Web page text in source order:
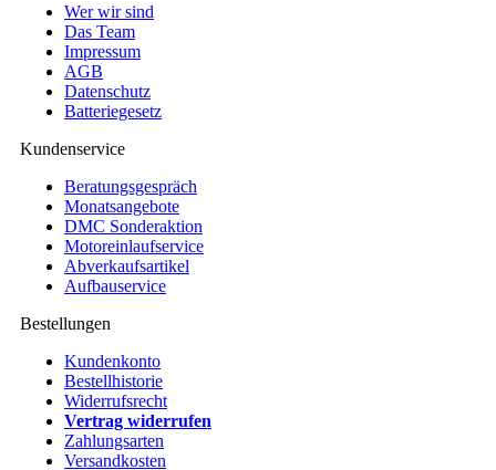
Wer wir sind
Das Team
Impressum
AGB
Datenschutz
Batteriegesetz
Kundenservice
Beratungsgespräch
Monatsangebote
DMC Sonderaktion
Motoreinlaufservice
Abverkaufsartikel
Aufbauservice
Bestellungen
Kundenkonto
Bestellhistorie
Widerrufsrecht
Vertrag widerrufen
Zahlungsarten
Versandkosten